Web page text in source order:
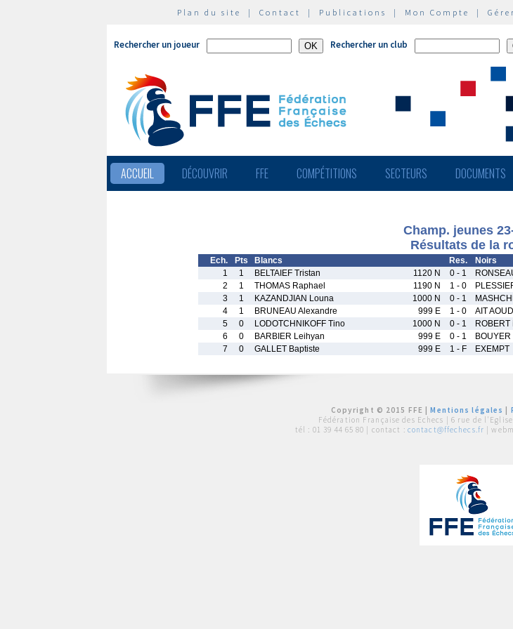
Plan du site | Contact | Publications | Mon Compte |
Rechercher un joueur Rechercher un club
ACCUEIL DÉCOUVRIR FFE COMPÉTITIONS SECTEURS DOCUMENTS
Champ. jeunes
Résultats de la
Ech. Pts Blancs Res. Noirs
1
1 BELTAIEF Tristan 1120 N 0 - 1
2
1 THOMAS Raphael 1190 N 1 - 0
3
1 KAZANDJIAN Louna 1000 N 0 - 1
4
1 BRUNEAU Alexandre 999 E 1 - 0 AIT
5
0 LODOTCHNIKOFF Tino 1000 N 0 - 1 ROBERT
6
0 BARBIER Leihyan 999 E 0 - 1
7
0 GALLET Baptiste 999 E 1 - F EXEMPT
Copyright © 2015 FFE |Mentions légales
Fédération Française des Echecs | 6 rue de l'Eglise
tél : 01 39 44 65 80 | contact : contact@ffechecs.fr |